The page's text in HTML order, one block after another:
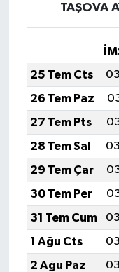
TAŞOVA
25 Tem Cts
26 Tem Paz
27 Tem Pts
28 Tem Sal
29 Tem Çar
30 Tem Per
31 Tem Cum
1 Ağu Cts
2 Ağu Paz